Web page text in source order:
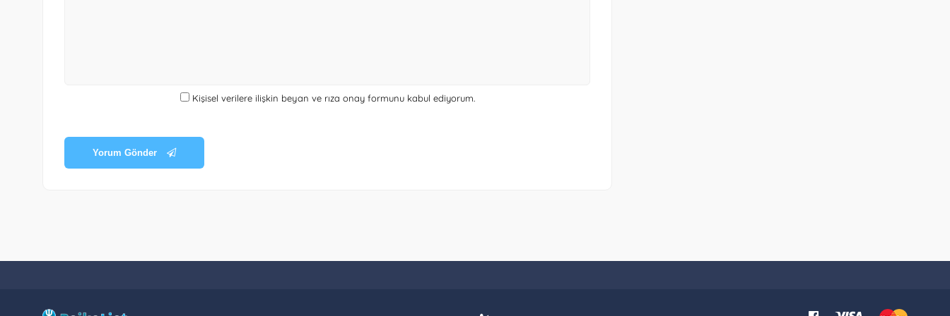
Kişisel verilere ilişkin beyan ve rıza onay formunukabul ediyorum.
Yorum Gönder